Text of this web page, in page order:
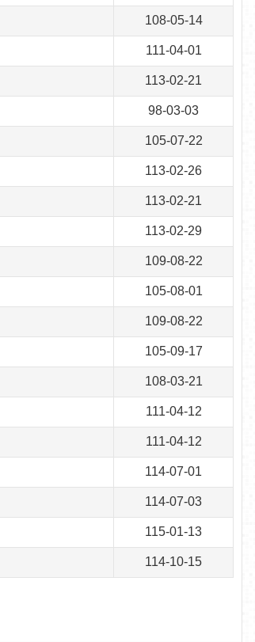
108-05-14
111-04-01
113-02-21
98-03-03
105-07-22
113-02-26
113-02-21
113-02-29
109-08-22
105-08-01
109-08-22
105-09-17
108-03-21
111-04-12
111-04-12
114-07-01
114-07-03
115-01-13
114-10-15